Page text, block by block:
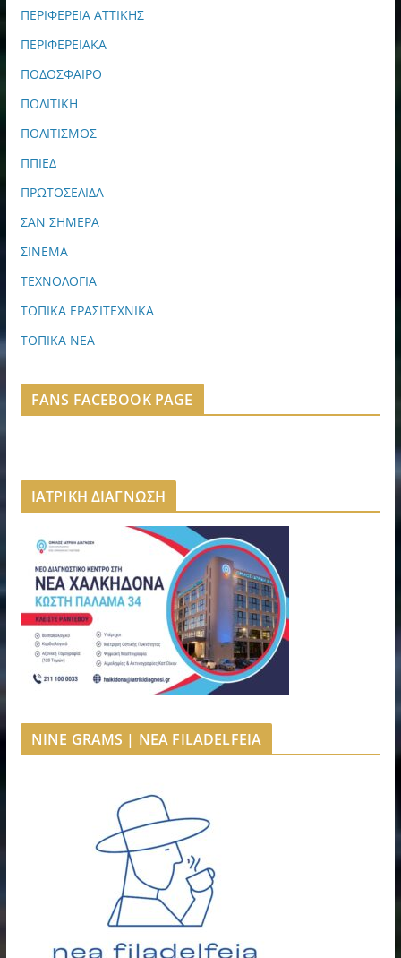
ΠΕΡΙΦΕΡΕΙΑ ΑΤΤΙΚΗΣ
ΠΕΡΙΦΕΡΕΙΑΚΑ
ΠΟΔΟΣΦΑΙΡΟ
ΠΟΛΙΤΙΚΗ
ΠΟΛΙΤΙΣΜΟΣ
ΠΠΙΕΔ
ΠΡΩΤΟΣΕΛΙΔΑ
ΣΑΝ ΣΗΜΕΡΑ
ΣΙΝΕΜΑ
ΤΕΧΝΟΛΟΓΙΑ
ΤΟΠΙΚΑ ΕΡΑΣΙΤΕΧΝΙΚΑ
ΤΟΠΙΚΑ ΝΕΑ
FANS FACEBOOK PAGE
ΙΑΤΡΙΚΗ ΔΙΑΓΝΩΣΗ
NINE GRAMS | NEA FILADELFEIA